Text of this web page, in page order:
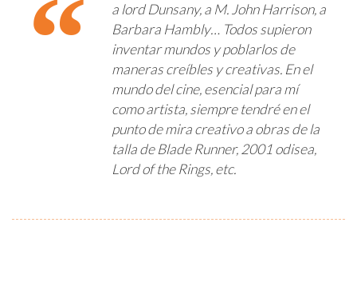
a lord Dunsany, a M. John Harrison, a
Barbara Hambly… Todos supieron
inventar mundos y poblarlos de
maneras creíbles y creativas. En el
mundo del cine, esencial para mí
como artista, siempre tendré en el
punto de mira creativo a obras de la
talla de Blade Runner, 2001 odisea,
Lord of the Rings, etc.